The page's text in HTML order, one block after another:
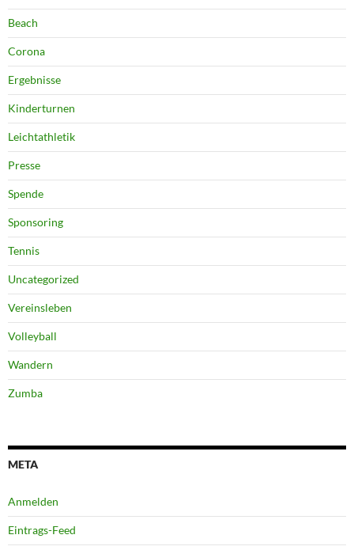
Beach
Corona
Ergebnisse
Kinderturnen
Leichtathletik
Presse
Spende
Sponsoring
Tennis
Uncategorized
Vereinsleben
Volleyball
Wandern
Zumba
META
Anmelden
Eintrags-Feed